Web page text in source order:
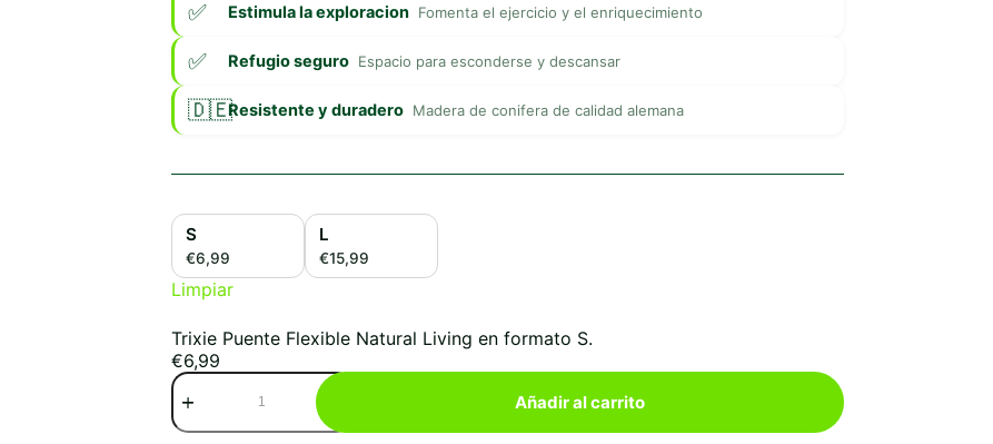
Estimula la exploracion Fomenta el ejercicio y el enriquecimiento
Refugio seguro Espacio para esconderse y descansar
Resistente y duradero Madera de conifera de calidad alemana
S
€6,99
L
€15,99
Limpiar
Trixie Puente Flexible Natural Living en formato S.
€6,99
Trixie
Puente
Flexible
Añadir al carrito